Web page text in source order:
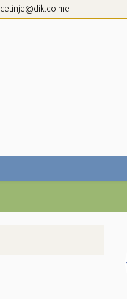
cetinje@dik.co.me